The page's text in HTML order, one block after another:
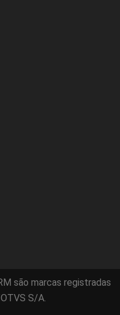
são marcas registradas
S/A.